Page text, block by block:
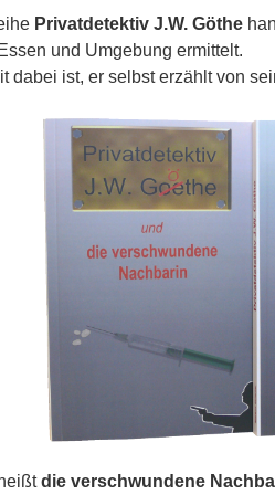
Privatdetektiv J.W. Göthe
und Umgebung ermittelt.
dabei ist, er selbst erzählt von
die verschwundene